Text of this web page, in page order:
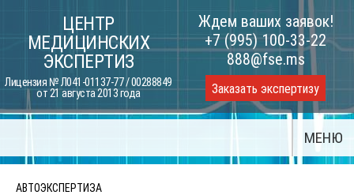
content
ЦЕНТР
МЕДИЦИНСКИХ
ЭКСПЕРТИЗ
Лицензия № Л041-01137-77 / 00288849
от 21 августа 2013 года
Ждем ваших заявок!
+7 (995) 100-33-22
888@fse.ms
Заказать экспертизу
МЕНЮ
АВТОЭКСПЕРТИЗА